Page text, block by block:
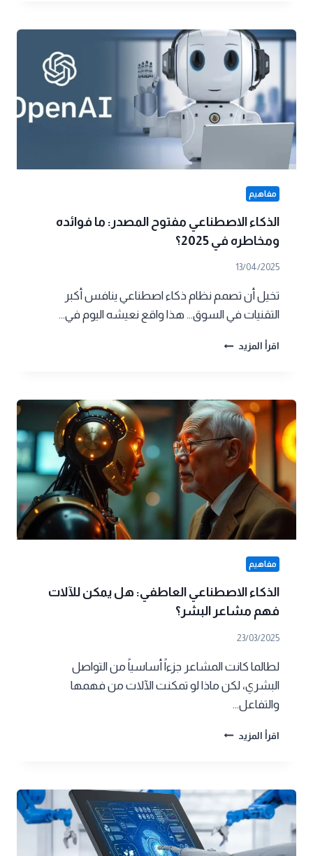
تطورت
وما
الذي
يميزها
اليوم؟
مفاهيم
الذكاء الاصطناعي مفتوح المصدر: ما فوائده
ومخاطره في 2025؟
13/04/2025
تخيل أن تصمم نظام ذكاء اصطناعي ينافس أكبر
التقنيات في السوق… هذا واقع نعيشه اليوم في…
اقرأ المزيد الذكاء
ما
فوائده
ومخاطره
في
2025؟
مفاهيم
الذكاء الاصطناعي العاطفي: هل يمكن للآلات
فهم مشاعر البشر؟
23/03/2025
لطالما كانت المشاعر جزءاً أساسياً من التواصل
البشري، لكن ماذا لو تمكنت الآلات من فهمها
والتفاعل…
اقرأ المزيد الذكاء
يمكن
فهم
مشاعر
البشر؟